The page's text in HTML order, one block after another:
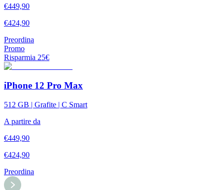
€449,90
€424,90
Preordina
Promo
Risparmia 25€
iPhone 12 Pro Max
512 GB | Grafite | C Smart
A partire da
€449,90
€424,90
Preordina